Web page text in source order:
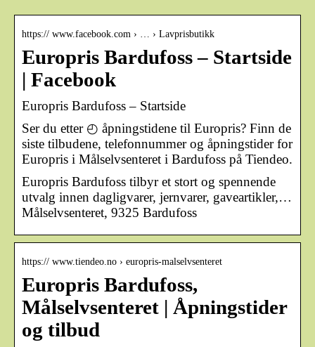
https:// www.facebook.com › … › Lavprisbutikk
Europris Bardufoss – Startside
| Facebook
Europris Bardufoss – Startside
Ser du etter ◴ åpningstidene til Europris? Finn de
siste tilbudene, telefonnummer og åpningstider for
Europris i Målselvsenteret i Bardufoss på Tiendeo.
Europris Bardufoss tilbyr et stort og spennende
utvalg innen dagligvarer, jernvarer, gaveartikler,…
Målselvsenteret, 9325 Bardufoss
https:// www.tiendeo.no › europris-malselvsenteret
Europris Bardufoss,
Målselvsenteret | Åpningstider
og tilbud